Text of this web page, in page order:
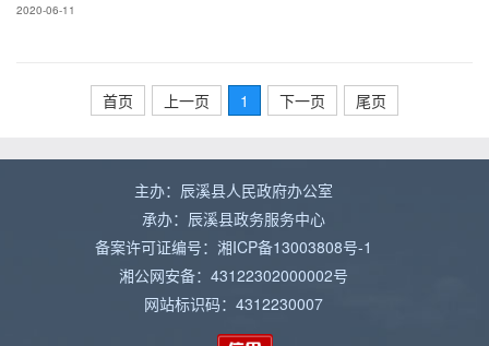
2020-06-11
首页 上一页 1 下一页 尾页
主办：辰溪县人民政府办公室
承办：辰溪县政务服务中心
备案许可证编号：湘ICP备13003808号-1
湘公网安备：43122302000002号
网站标识码：4312230007